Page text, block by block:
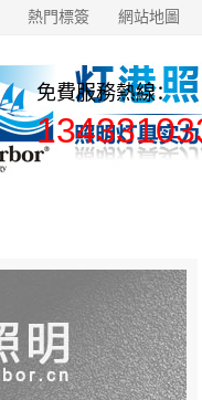
熱門標簽 網站地圖
免費服務熱線：